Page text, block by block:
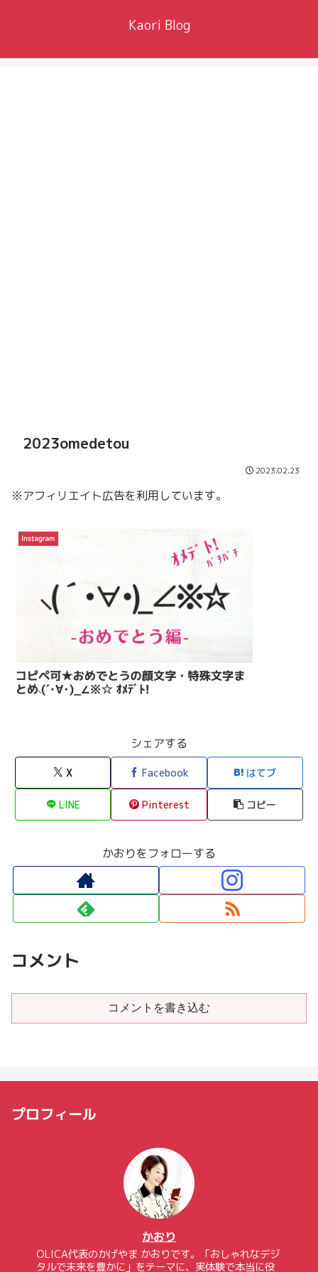
Kaori Blog
2023omedetou
2023.02.23
※アフィリエイト広告を利用しています。
シェアする
X Facebook はてブ
LINE Pinterest コピー
かおりをフォローする
コメント
コメントを書き込む
プロフィール
かおり
OLICA代表のかげやま かおりです。「おしゃれなデジ
タルで未来を豊かに」をテーマに、実体験で本当に役